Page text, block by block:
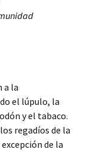
a la
el lúpulo, la
y el tabaco.
regadíos de la
de la